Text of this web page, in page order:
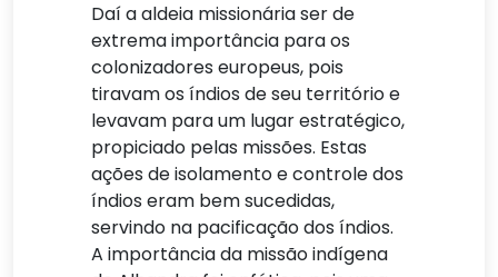
Daí a aldeia missionária ser de
extrema importância para os
colonizadores europeus, pois
tiravam os índios de seu território e
levavam para um lugar estratégico,
propiciado pelas missões. Estas
ações de isolamento e controle dos
índios eram bem sucedidas,
servindo na pacificação dos índios.
A importância da missão indígena